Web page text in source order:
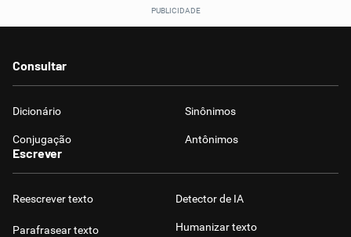
Consultar
Dicionário Sinônimos
Conjugação Antônimos
Escrever
Reescrever texto
Parafrasear texto
Detector de IA
Humanizar texto